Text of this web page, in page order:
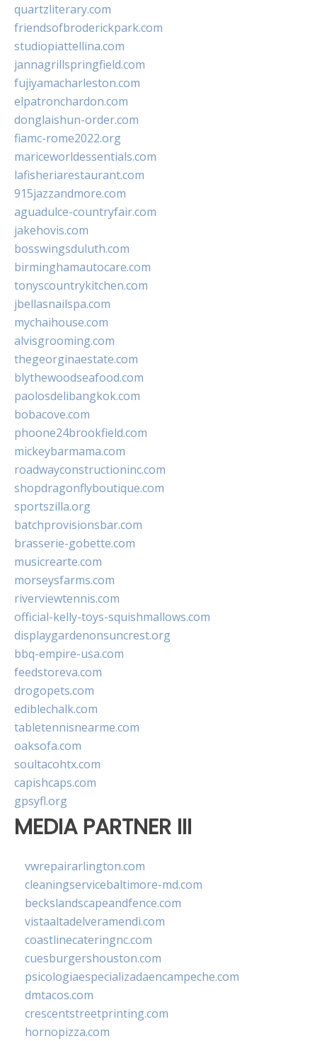
quartzliterary.com
friendsofbroderickpark.com
studiopiattellina.com
jannagrillspringfield.com
fujiyamacharleston.com
elpatronchardon.com
donglaishun-order.com
fiamc-rome2022.org
mariceworldessentials.com
lafisheriarestaurant.com
915jazzandmore.com
aguadulce-countryfair.com
jakehovis.com
bosswingsduluth.com
birminghamautocare.com
tonyscountrykitchen.com
jbellasnailspa.com
mychaihouse.com
alvisgrooming.com
thegeorginaestate.com
blythewoodseafood.com
paolosdelibangkok.com
bobacove.com
phoone24brookfield.com
mickeybarmama.com
roadwayconstructioninc.com
shopdragonflyboutique.com
sportszilla.org
batchprovisionsbar.com
brasserie-gobette.com
musicrearte.com
morseysfarms.com
riverviewtennis.com
official-kelly-toys-squishmallows.com
displaygardenonsuncrest.org
bbq-empire-usa.com
feedstoreva.com
drogopets.com
ediblechalk.com
tabletennisnearme.com
oaksofa.com
soultacohtx.com
capishcaps.com
gpsyfl.org
MEDIA PARTNER III
vwrepairarlington.com
cleaningservicebaltimore-md.com
beckslandscapeandfence.com
vistaaltadelveramendi.com
coastlinecateringnc.com
cuesburgershouston.com
psicologiaespecializadaencampeche.com
dmtacos.com
crescentstreetprinting.com
hornopizza.com